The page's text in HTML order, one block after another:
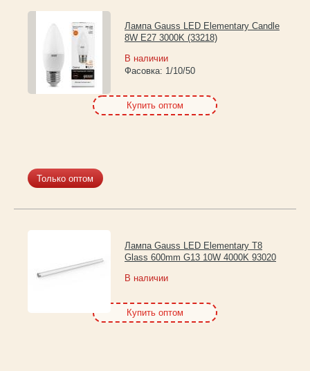
Лампа Gauss LED Elementary Candle
8W E27 3000K (33218)
В наличии
Фасовка: 1/10/50
Купить оптом
Только оптом
Лампа Gauss LED Elementary T8
Glass 600mm G13 10W 4000K 93020
В наличии
Купить оптом